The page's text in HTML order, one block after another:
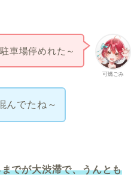
可燃ごみ
車場停めれた～
んでたね～
でが大渋滞で、うんとも